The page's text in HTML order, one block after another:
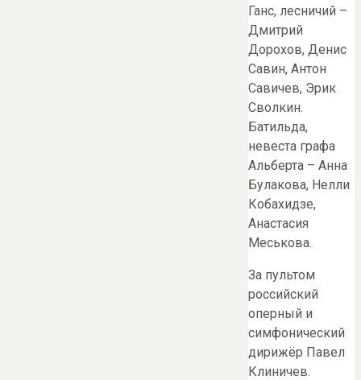
Ганс, лесничий –
Дмитрий
Дорохов, Денис
Савин, Антон
Савичев, Эрик
Сволкин.
Батильда,
невеста графа
Альберта – Анна
Булакова, Нелли
Кобахидзе,
Анастасия
Меськова.
За пультом
российский
оперный и
симфонический
дирижёр Павел
Клиничев.